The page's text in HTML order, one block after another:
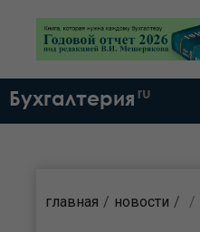
Бухгалтерия ru
главная новости